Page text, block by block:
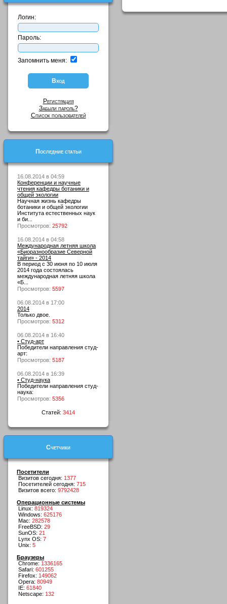
Логин:
Пароль:
Запомнить меня:
Регистрация
Забыли пароль?
Список пользователей
Последние статьи
16.08.2014 в 04:59
Конференции и научные
чтения кафедры ботаники и
общей экологии
Научная жизнь кафедры
ботаники и общей экологии
Института естественных наук
и би...
Просмотров: 25792
16.08.2014 в 04:58
Международная летняя школа
«Биоразнообразие Северной
тайги» - 2014
В период с 30 июня по 10 июля
2014 года состоялась
международная летняя школа
«Б...
Просмотров: 5597
06.08.2014 в 17:00
2014
Только двое.
Просмотров: 5312
06.08.2014 в 16:40
• Студ-арт
Победители направления студ-
арт:
Просмотров: 5187
06.08.2014 в 16:39
• Студ-наука
Победители направления студ-
наука:
Просмотров: 5356
Статей: 3414
Счетчики
Посетители
Визитов сегодня: 1377
Посетителей сегодня: 715
Визитов всего: 9792428
Операционные системы
Linux: 819324
Windows: 625176
Mac: 282578
FreeBSD: 29
SunOS: 21
Lynx OS: 7
Unix: 5
Браузеры
Chrome: 1336165
Safari: 601255
Firefox: 149062
Opera: 80949
IE: 61840
Netscape: 132